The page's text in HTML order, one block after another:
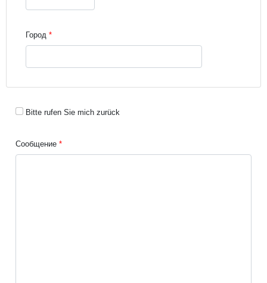
Город
Bitte rufen Sie mich zurück
Сообщение